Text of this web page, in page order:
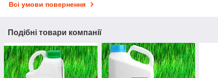
Всі умови повернення
Подібні товари компанії